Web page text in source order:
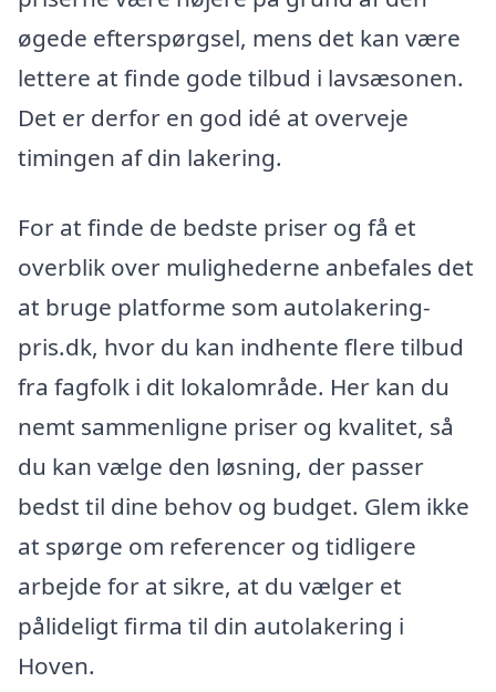
øgede efterspørgsel, mens det kan være
lettere at finde gode tilbud i lavsæsonen.
Det er derfor en god idé at overveje
timingen af din lakering.
For at finde de bedste priser og få et
overblik over mulighederne anbefales det
at bruge platforme som autolakering-
pris.dk, hvor du kan indhente flere tilbud
fra fagfolk i dit lokalområde. Her kan du
nemt sammenligne priser og kvalitet, så
du kan vælge den løsning, der passer
bedst til dine behov og budget. Glem ikke
at spørge om referencer og tidligere
arbejde for at sikre, at du vælger et
pålideligt firma til din autolakering i
Hoven.